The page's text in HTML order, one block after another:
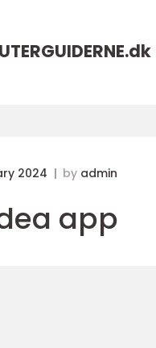
dk
2024 by admin
app